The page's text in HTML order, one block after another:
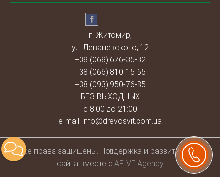
г. Житомир,
ул. Леваневского, 12
+38 (068) 676-35-32
+38 (066) 810-15-65
+38 (093) 950-76-85
БЕЗ ВЫХОДНЫХ
с 8:00 до 21:00
e-mail: info@drevosvit.com.ua
Всe права защищены. Поддержка и развитие веб-
сайта вместе с AFIVE Agency